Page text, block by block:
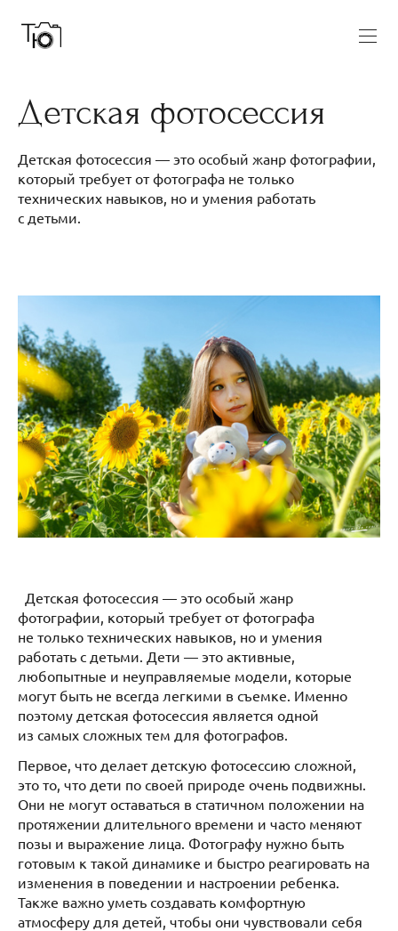
Детская фотосессия
Детская фотосессия — это особый жанр фотографии,
который требует от фотографа не только
технических навыков, но и умения работать
с детьми.
Детская фотосессия — это особый жанр
фотографии, который требует от фотографа
не только технических навыков, но и умения
работать с детьми. Дети — это активные,
любопытные и неуправляемые модели, которые
могут быть не всегда легкими в съемке. Именно
поэтому детская фотосессия является одной
из самых сложных тем для фотографов.
Первое, что делает детскую фотосессию сложной,
это то, что дети по своей природе очень подвижны.
Они не могут оставаться в статичном положении на
протяжении длительного времени и часто меняют
позы и выражение лица. Фотографу нужно быть
готовым к такой динамике и быстро реагировать на
изменения в поведении и настроении ребенка.
Также важно уметь создавать комфортную
атмосферу для детей, чтобы они чувствовали себя